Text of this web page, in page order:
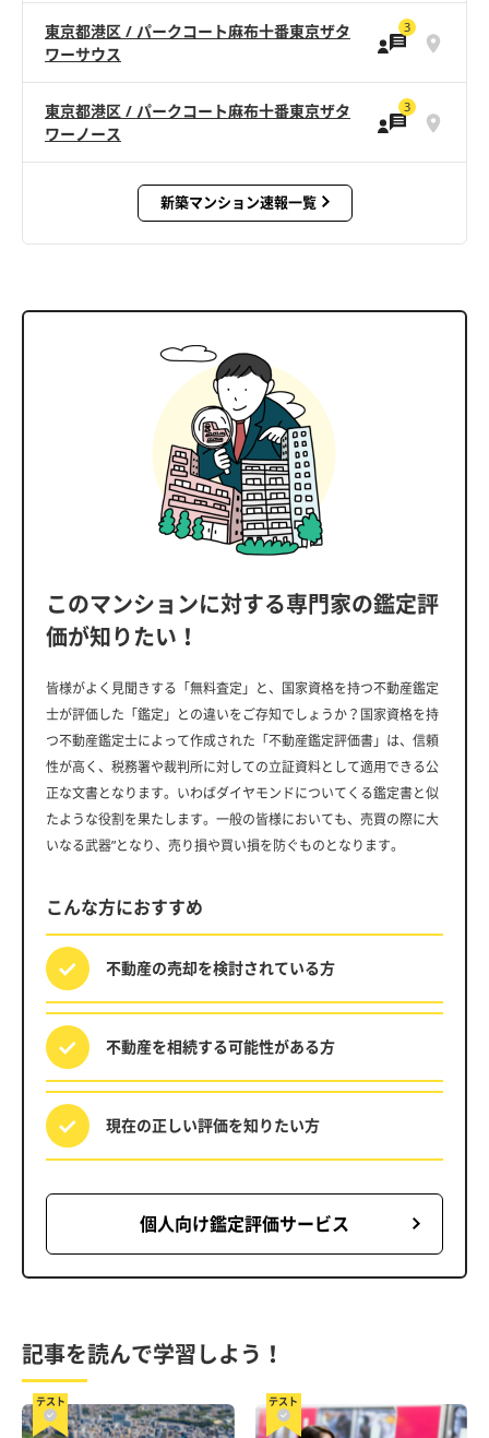
東京都港区 / パークコート麻布十番東京ザタ
ワーサウス
3
東京都港区 / パークコート麻布十番東京ザタ
ワーノース
3
新築マンション速報一覧
このマンションに対する専門家の鑑定評
価が知りたい！
皆様がよく見聞きする「無料査定」と、国家資格を持つ不動産鑑定
士が評価した「鑑定」との違いをご存知でしょうか？国家資格を持
つ不動産鑑定士によって作成された「不動産鑑定評価書」は、信頼
性が高く、税務署や裁判所に対しての立証資料として適用できる公
正な文書となります。いわばダイヤモンドについてくる鑑定書と似
たような役割を果たします。一般の皆様においても、売買の際に大
いなる武器”となり、売り損や買い損を防ぐものとなります。
こんな方におすすめ
不動産の売却を検討されている方
不動産を相続する可能性がある方
現在の正しい評価を知りたい方
個人向け鑑定評価サービス
記事を読んで学習しよう！
テスト テスト